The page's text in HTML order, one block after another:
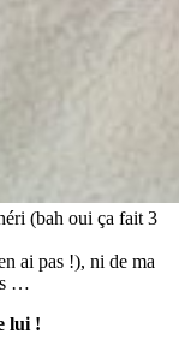
(bah oui ça fait 3
ai pas !), ni de ma
…
lui !